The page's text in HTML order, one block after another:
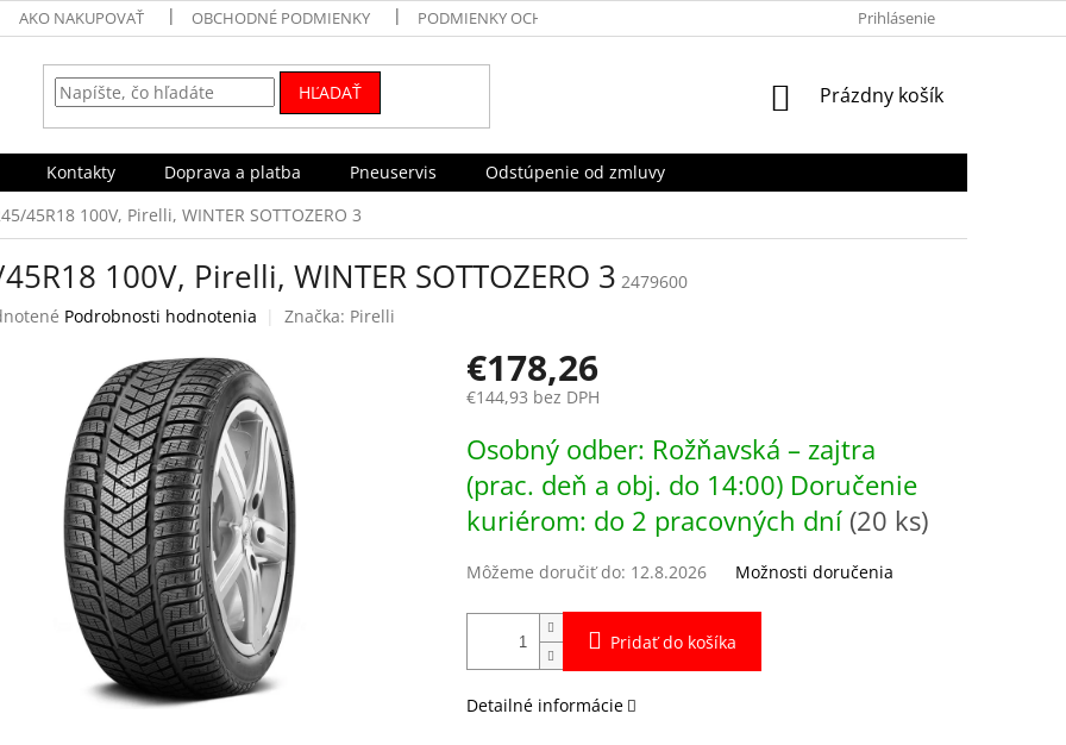
AKO NAKUPOVAŤ OBCHODNÉ PODMIENKY PODMIENKY OCHRANY OSOBNÝCH ÚDAJOV Prihlásenie
HĽADAŤ
NÁKUPNÝ
Prázdny košík
Kontakty Doprava a platba Pneuservis
Odstúpenie od zmluvy
45R18 100V, Pirelli, WINTER SOTTOZERO 3
100V, Pirelli, WINTER SOTTOZERO 3 2479600
Podrobnosti hodnotenia Značka: Pirelli
€178,26
€144,93 bez DPH
cena:
Osobný odber: Rožňavská – zajtra
(prac. deň a obj. do 14:00) Doručenie
kuriérom: do 2 pracovných dní (20 ks)
Môžeme doručiť do: 12.8.2026 Možnosti doručenia
Pridať do košíka
Detailné informácie